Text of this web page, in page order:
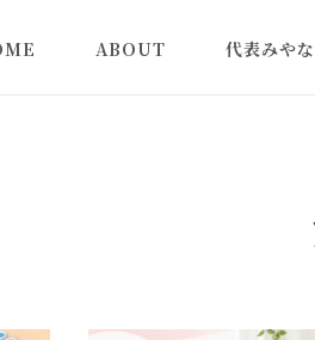
ABOUT 代表みや